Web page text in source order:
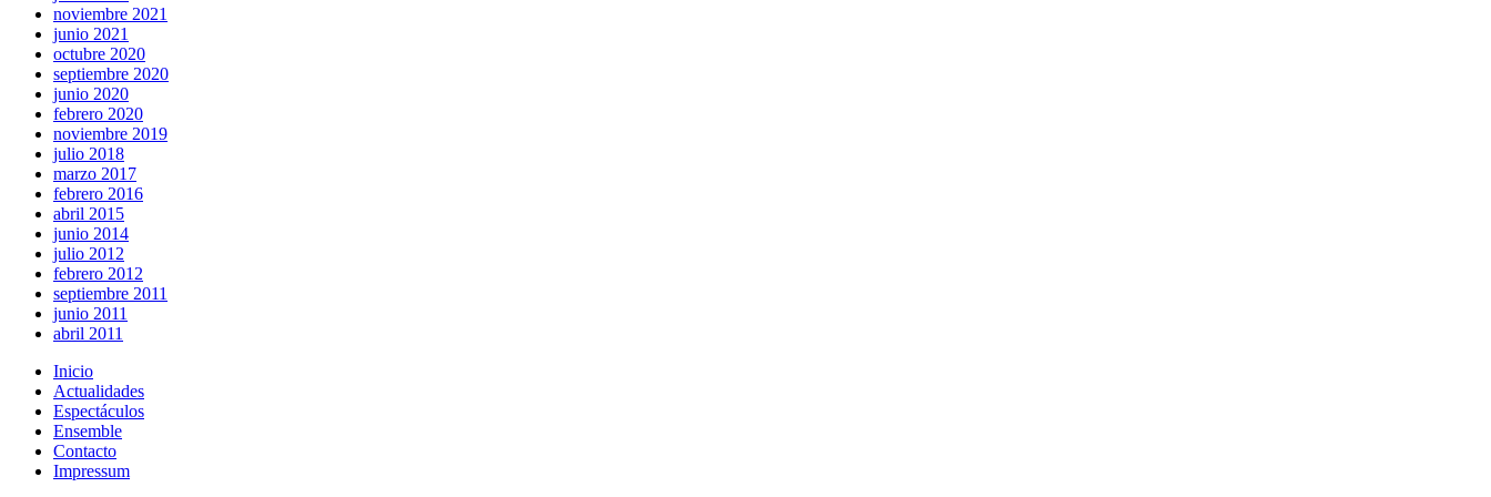
noviembre 2021
junio 2021
octubre 2020
septiembre 2020
junio 2020
febrero 2020
noviembre 2019
julio 2018
marzo 2017
febrero 2016
abril 2015
junio 2014
julio 2012
febrero 2012
septiembre 2011
junio 2011
abril 2011
Inicio
Actualidades
Espectáculos
Ensemble
Contacto
Impressum